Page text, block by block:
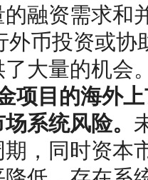
融资需求和
外币投资或协
大量的机会
项目的海外
系统风险。
，同时资本